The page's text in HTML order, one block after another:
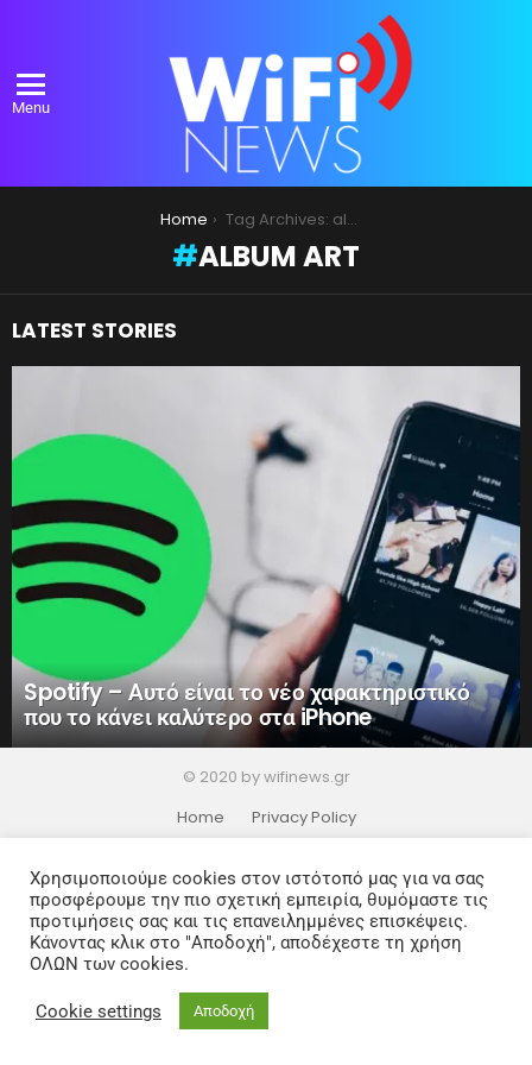
Menu
Home Tag Archives: album art
ALBUM ART
LATEST STORIES
Spotify – Αυτό είναι το νέο χαρακτηριστικό
που το κάνει καλύτερο στα iPhone
© 2020 by wifinews.gr
Home
Privacy Policy
Χρησιμοποιούμε cookies στον ιστότοπό μας για να σας
προσφέρουμε την πιο σχετική εμπειρία, θυμόμαστε τις
προτιμήσεις σας και τις επανειλημμένες επισκέψεις.
Κάνοντας κλικ στο "Αποδοχή", αποδέχεστε τη χρήση
ΟΛΩΝ των cookies.
Cookie settings Αποδοχή